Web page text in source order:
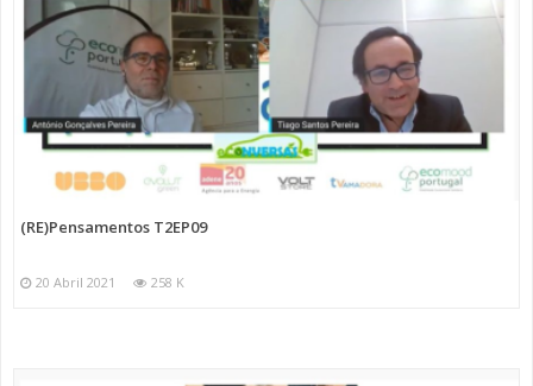
(RE)Pensamentos T2EP09
20 Abril 2021 258 K